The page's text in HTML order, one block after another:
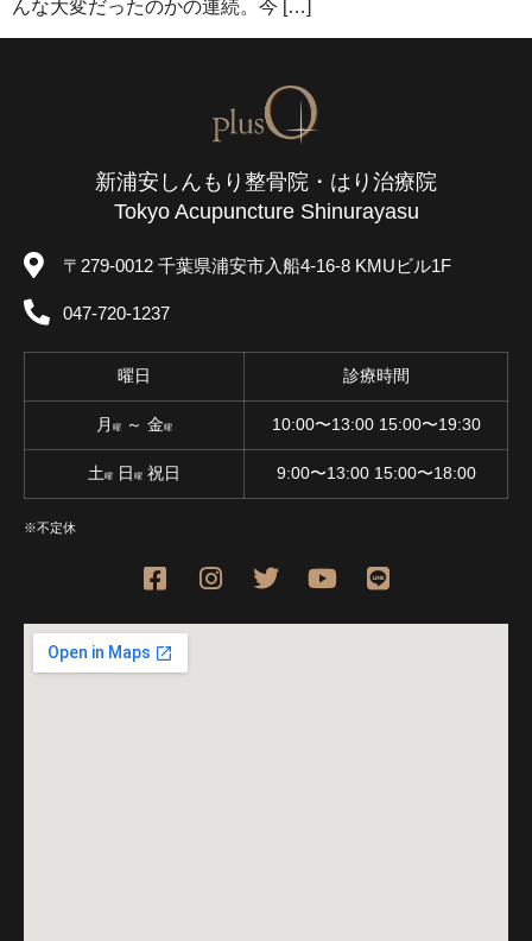
んな大変だったのかの連続。今 […]
新浦安しんもり整骨院・はり治療院
Tokyo Acupuncture Shinurayasu
〒279-0012 千葉県浦安市入船4-16-8 KMUビル1F
047-720-1237
曜日 診療時間
月 曜 ～ 金曜 10:00〜13:00 15:00〜19:30
土曜 日 曜 祝日 9:00〜13:00 15:00〜18:00
※不定休